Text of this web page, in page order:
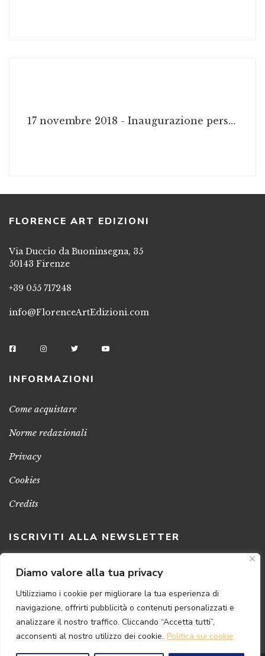
Diamo valore alla tua privacy
Utilizziamo i cookie per migliorare la tua esperienza di
navigazione, offrirti pubblicità o contenuti personalizzati e
analizzare il nostro traffico. Cliccando “Accetta tutti”,
acconsenti al nostro utilizzo dei cookie. Politica sui cookie
17 novembre 2018 - Inaugurazione personale di Angiolo Lombardini
FLORENCE ART EDIZIONI
Via Duccio da Buoninsegna, 35
50143 Firenze
+39 055 717248
info@FlorenceArtEdizioni.com
INFORMAZIONI
Come acquistare
Norme redazionali
Privacy
Cookies
Credits
ISCRIVITI ALLA NEWSLETTER
Clicca sul pulsante per ricevere le nostre ultime novità,
notizie e promozioni
ISCRIVITI ADESSO